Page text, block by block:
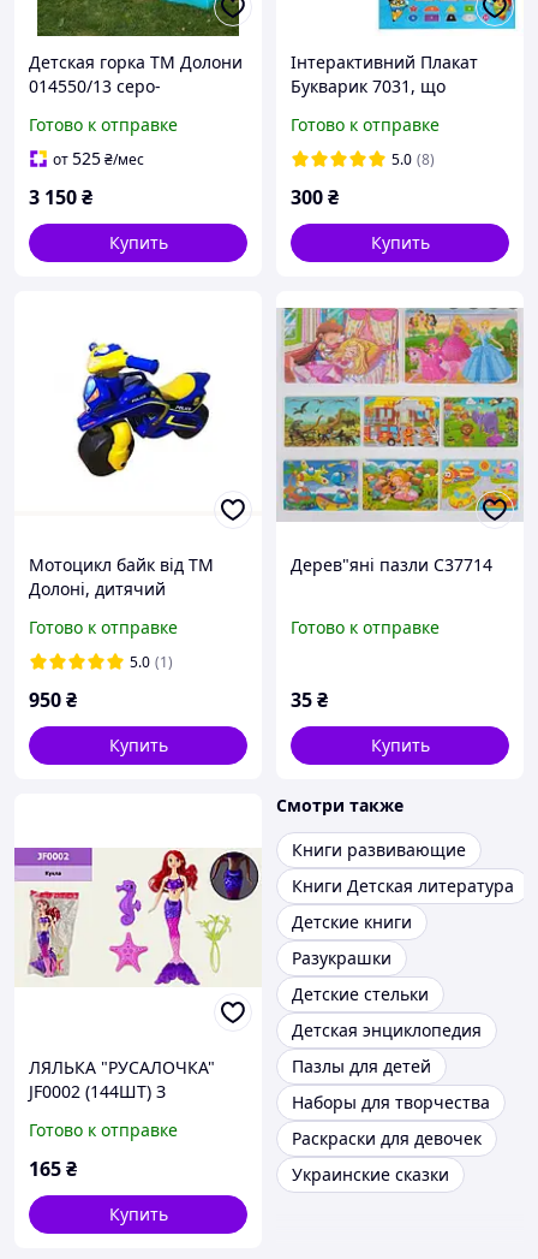
Детская горка ТМ Долони
014550/13 серо-
детская DOLONI-TOYS
пластиковая
Готово к отправке
от525₴/мес
3 150₴
Купить
Інтерактивний Плакат
Букварик 7031, що
українською мовою Joy
Toy 7031
Готово к отправке
5.0 (8)
300₴
Купить
Мотоцикл байк від ТМ
Долоні, дитячий
вулиці, байк з музикою
Готово к отправке
5.0 (1)
950₴
Купить
Дерев"яні пазли C37714
Готово к отправке
35₴
Купить
ЛЯЛЬКА "РУСАЛОЧКА"
JF0002 (144ШТ) З
ЛЯЛЬКА-34 СМ, В ПАКЕТІ
19*30СМ
Готово к отправке
165₴
Купить
Смотри также
Книги развивающие
Книги Детская литература
Детские книги
Разукрашки
Детские стельки
Детская энциклопедия
Пазлы для детей
Наборы для творчества
Раскраски для девочек
Украинские сказки